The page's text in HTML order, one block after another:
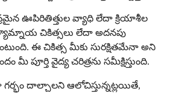
ఊపిరితిత్తుల వ్యాధి లేదా క్రియాశీల
ప్రత్యామ్నాయ చికిత్సలు లేదా అదనపు
ఈ చికిత్స మీకు సురక్షితమేనా అని
మీ పూర్తి వైద్య చరిత్రను సమీక్షిస్తుంది.
దాల్చాలని ఆలోచిస్తున్నట్లయితే,